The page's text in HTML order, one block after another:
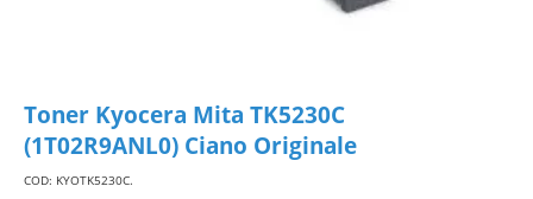
Toner Kyocera Mita TK5230C
(1T02R9ANL0) Ciano Originale
COD: KYOTK5230C.